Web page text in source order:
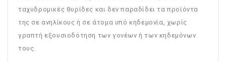
ταχυδρομικές θυρίδες και δεν παραδίδει τα προϊόντα
της σε ανηλίκους ή σε άτομα υπό κηδεμονία, χωρίς
γραπτή εξουσιοδότηση των γονέων ή των κηδεμόνων
τους.